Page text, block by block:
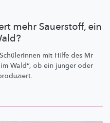
mehr Sauerstoff, ein
mit Hilfe des Mr
im Wald“, ob ein junger oder